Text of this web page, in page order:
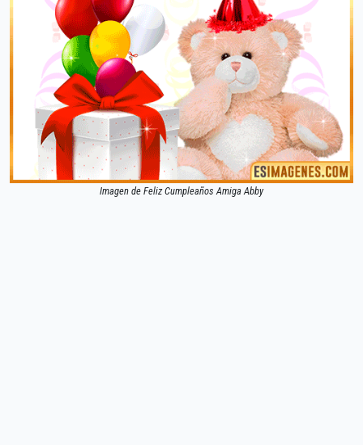
Imagen de Feliz Cumpleaños Amiga Abby